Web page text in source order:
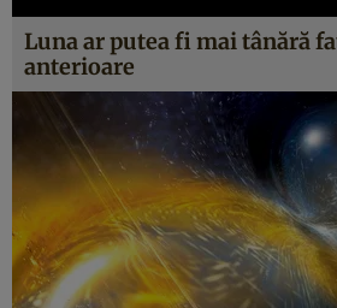
Luna ar putea fi mai tânără
anterioare